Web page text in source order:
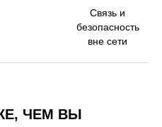
Связь и
безопасность
вне сети
ЧЕМ ВЫ